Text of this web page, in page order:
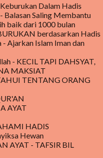
tersebut tetapi mereka tetap
bergizi gratis tersebut.
mendapat cemoohan
bahwa ada yang tidak
sehingga sempat dilaporkan
yang mengkomsumsinya.
yang memakannya menjadi
makanan dari makanan
MBG tetap berjal...
Dalam Hadis
Balasan Saling Membantu
baik dari 1000 bulan
berdasarkan Hadis
Ajarkan Islam Iman dan
- KECIL TAPI DAHSYAT,
MAKSIAT
TENTANG ORANG
AYAT
HADIS
Hewan
AYAT - TAFSIR BIL